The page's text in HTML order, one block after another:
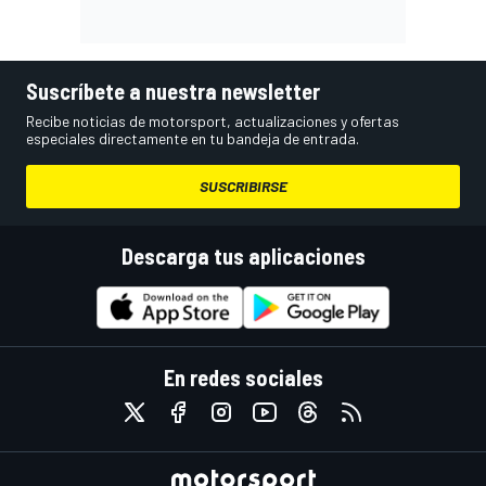
Suscríbete a nuestra newsletter
Recibe noticias de motorsport, actualizaciones y ofertas
especiales directamente en tu bandeja de entrada.
SUSCRIBIRSE
Descarga tus aplicaciones
En redes sociales